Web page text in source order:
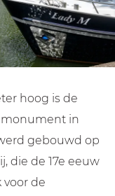
hoog is de
monument in
gebouwd op
die de 17e eeuw
de